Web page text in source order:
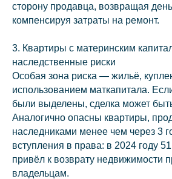
сторону продавца, возвращая
компенсируя затраты на ремонт.
3. Квартиры с материнским
наследственные риски
Особая зона риска — жильё,
использованием маткапитала.
были выделены, сделка может
Аналогично опасны квартиры,
наследниками менее чем через 3
вступления в права: в 2024 году
привёл к возврату недвижимости
владельцам.